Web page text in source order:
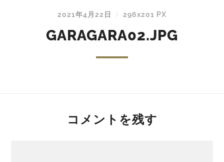
2021年4月22日 / 296x201 PX
GARAGARA02.JPG
コメントを残す